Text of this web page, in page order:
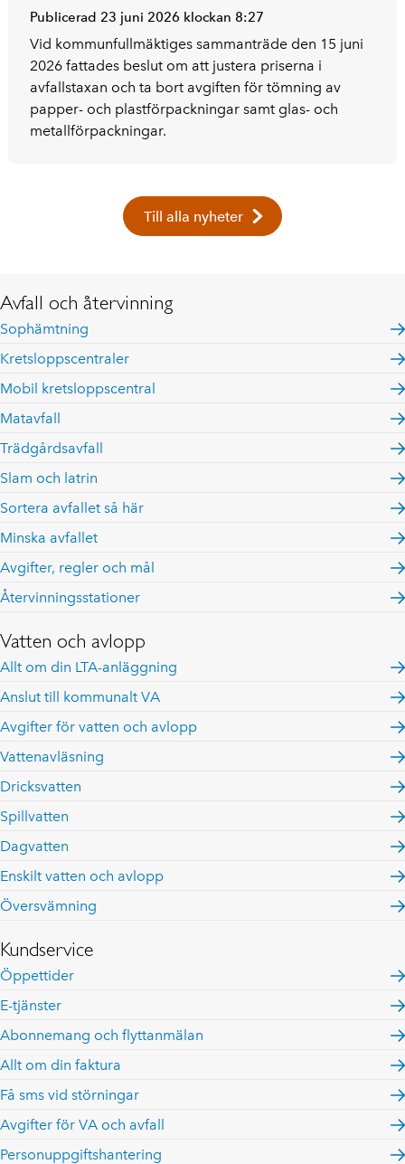
Publicerad 23 juni 2026 klockan 8:27
Vid kommunfullmäktiges sammanträde den 15 juni
2026 fattades beslut om att justera priserna i
avfallstaxan och ta bort avgiften för tömning av
papper- och plastförpackningar samt glas- och
metallförpackningar.
Till alla nyheter
Avfall och återvinning
Sophämtning
Kretsloppscentraler
Mobil kretsloppscentral
Matavfall
Trädgårdsavfall
Slam och latrin
Sortera avfallet så här
Minska avfallet
Avgifter, regler och mål
Återvinningsstationer
Vatten och avlopp
Allt om din LTA-anläggning
Anslut till kommunalt VA
Avgifter för vatten och avlopp
Vattenavläsning
Dricksvatten
Spillvatten
Dagvatten
Enskilt vatten och avlopp
Översvämning
Kundservice
Öppettider
E-tjänster
Abonnemang och flyttanmälan
Allt om din faktura
Få sms vid störningar
Avgifter för VA och avfall
Personuppgiftshantering